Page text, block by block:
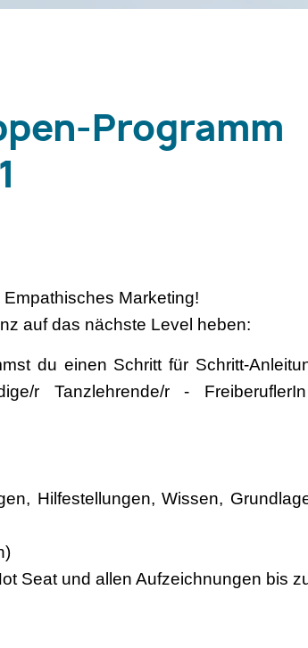
Programm
Marketing!
auf das nächste Level heben:
du einen Schritt für Schritt-
r Tanzlehrende/r -
Hilfestellungen, Wissen,
Seat und allen Aufzeichnungen bis